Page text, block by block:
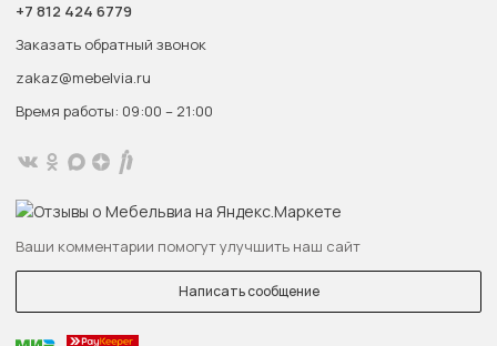
+7 812 424 6779
Заказать обратный звонок
zakaz@mebelvia.ru
Время работы: 09:00 – 21:00
Ваши комментарии помогут улучшить наш сайт
Написать сообщение